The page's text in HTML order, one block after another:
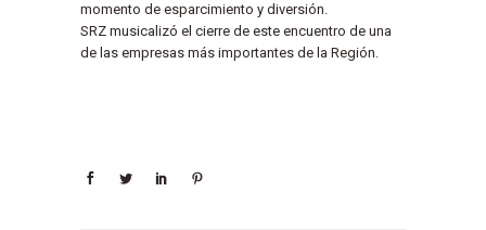
momento de esparcimiento y diversión.
SRZ musicalizó el cierre de este encuentro de una
de las empresas más importantes de la Región.